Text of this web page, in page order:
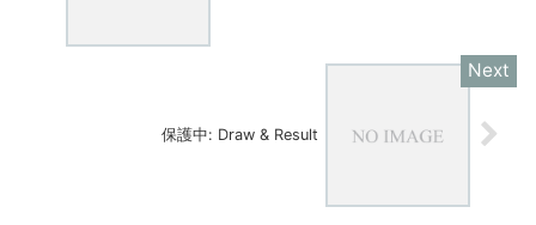
保護中: Draw & Result